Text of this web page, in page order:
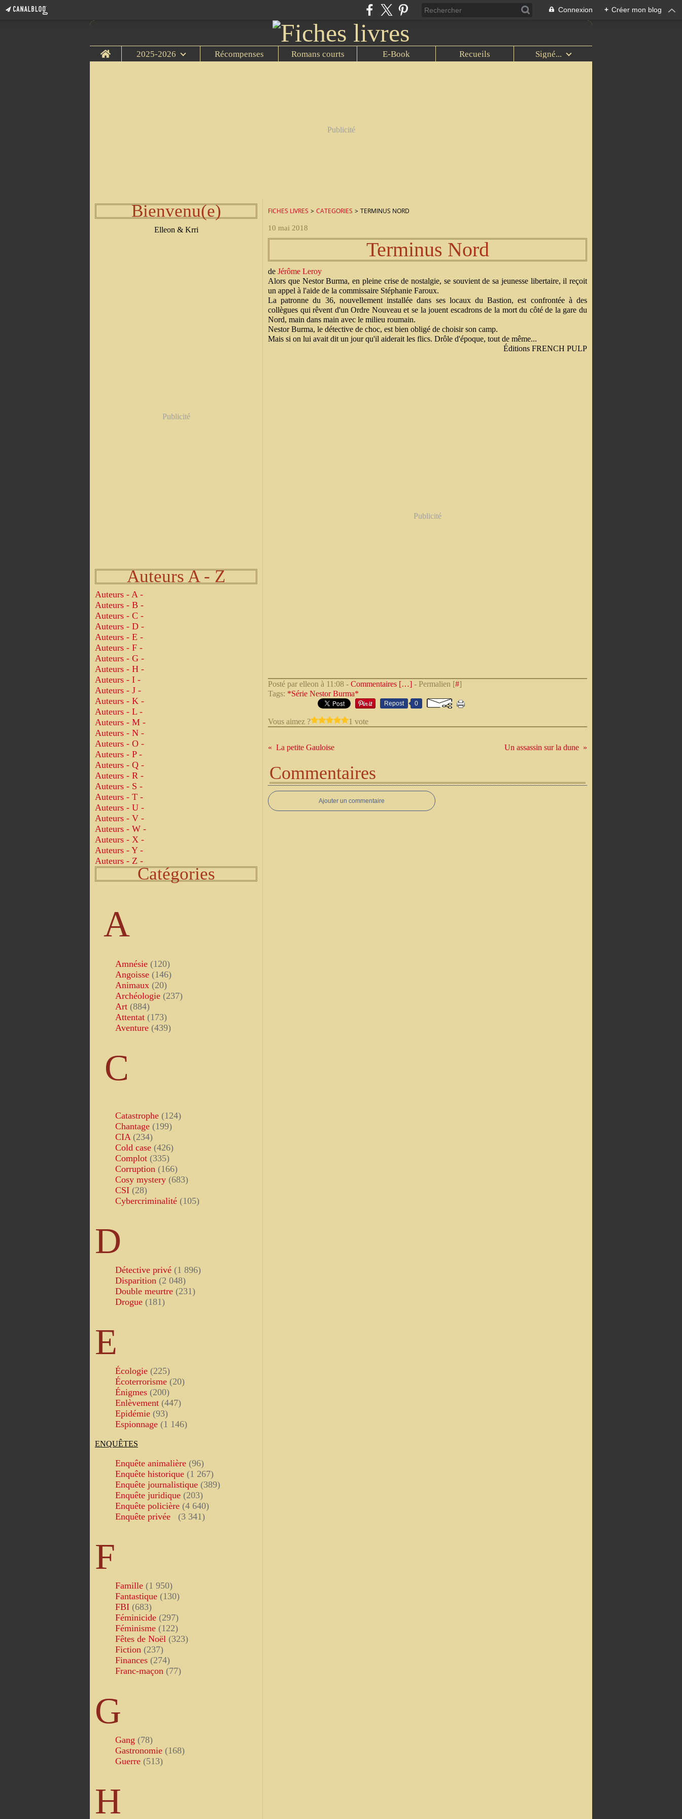
Connexion + Créer mon blog
Home 2025-2026 Récompenses Romans courts E-Book Recueils Signé...
Publicité
Bienvenu(e)
Elleon & Krri
Publicité
Auteurs A - Z
Auteurs - A -
Auteurs - B -
Auteurs - C -
Auteurs - D -
Auteurs - E -
Auteurs - F -
Auteurs - G -
Auteurs - H -
Auteurs - I -
Auteurs - J -
Auteurs - K -
Auteurs - L -
Auteurs - M -
Auteurs - N -
Auteurs - O -
Auteurs - P -
Auteurs - Q -
Auteurs - R -
Auteurs - S -
Auteurs - T -
Auteurs - U -
Auteurs - V -
Auteurs - W -
Auteurs - X -
Auteurs - Y -
Auteurs - Z -
Catégories
A
Amnésie (120)
Angoisse (146)
Animaux (20)
Archéologie (237)
Art (884)
Attentat (173)
Aventure (439)
C
Catastrophe (124)
Chantage (199)
CIA (234)
Cold case (426)
Complot (335)
Corruption (166)
Cosy mystery (683)
CSI (28)
Cybercriminalité (105)
D
Détective privé (1 896)
Disparition (2 048)
Double meurtre (231)
Drogue (181)
E
Écologie (225)
Écoterrorisme (20)
Énigmes (200)
Enlèvement (447)
Epidémie (93)
Espionnage (1 146)
ENQUÊTES
Enquête animalière (96)
Enquête historique (1 267)
Enquête journalistique (389)
Enquête juridique (203)
Enquête policière (4 640)
Enquête privée
(3 341)
F
Famille (1 950)
Fantastique (130)
FBI (683)
Féminicide (297)
Féminisme (122)
Fêtes de Noël (323)
Fiction (237)
Finances (274)
Franc-maçon (77)
G
Gang (78)
Gastronomie (168)
Guerre (513)
H
FICHES LIVRES > CATEGORIES > TERMINUS NORD
10 mai 2018
Terminus Nord
de Jérôme Leroy
Alors que Nestor Burma, en pleine crise de nostalgie, se souvient de sa jeunesse libertaire, il reçoit
un appel à l'aide de la commissaire Stéphanie Faroux.
La patronne du 36, nouvellement installée dans ses locaux du Bastion, est confrontée à des
collègues qui rêvent d'un Ordre Nouveau et se la jouent escadrons de la mort du côté de la gare du
Nord, main dans main avec le milieu roumain.
Nestor Burma, le détective de choc, est bien obligé de choisir son camp.
Mais si on lui avait dit un jour qu'il aiderait les flics. Drôle d'époque, tout de même...
Éditions FRENCH PULP
Publicité
Posté par elleon à 11:08 - Commentaires […] - Permalien [#]
Tags: *Série Nestor Burma*
Repost 0
Vous aimez ? 1 vote
La petite Gauloise Un assassin sur la dune
Commentaires
Ajouter un commentaire